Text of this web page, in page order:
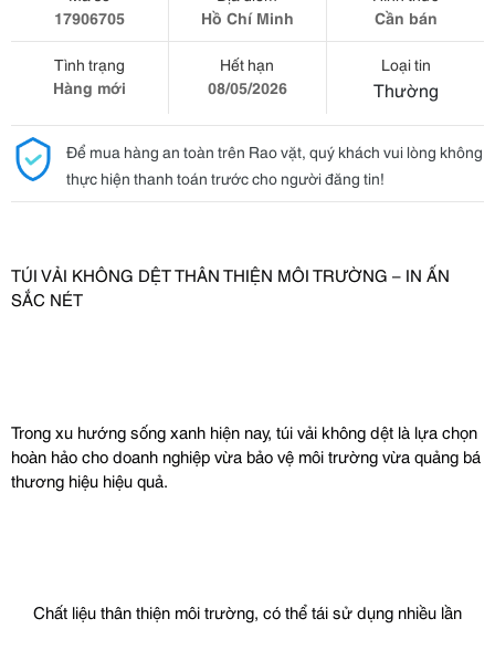
17906705
Hồ Chí Minh
Cần bán
Tình trạng
Hàng mới
Hết hạn
08/05/2026
Loại tin
Thường
Để mua hàng an toàn trên Rao vặt, quý khách vui lòng không
thực hiện thanh toán trước cho người đăng tin!
TÚI VẢI KHÔNG DỆT THÂN THIỆN MÔI TRƯỜNG – IN ẤN
SẮC NÉT
Trong xu hướng sống xanh hiện nay, túi vải không dệt là lựa chọn
hoàn hảo cho doanh nghiệp vừa bảo vệ môi trường vừa quảng bá
thương hiệu hiệu quả.
Chất liệu thân thiện môi trường, có thể tái sử dụng nhiều lần